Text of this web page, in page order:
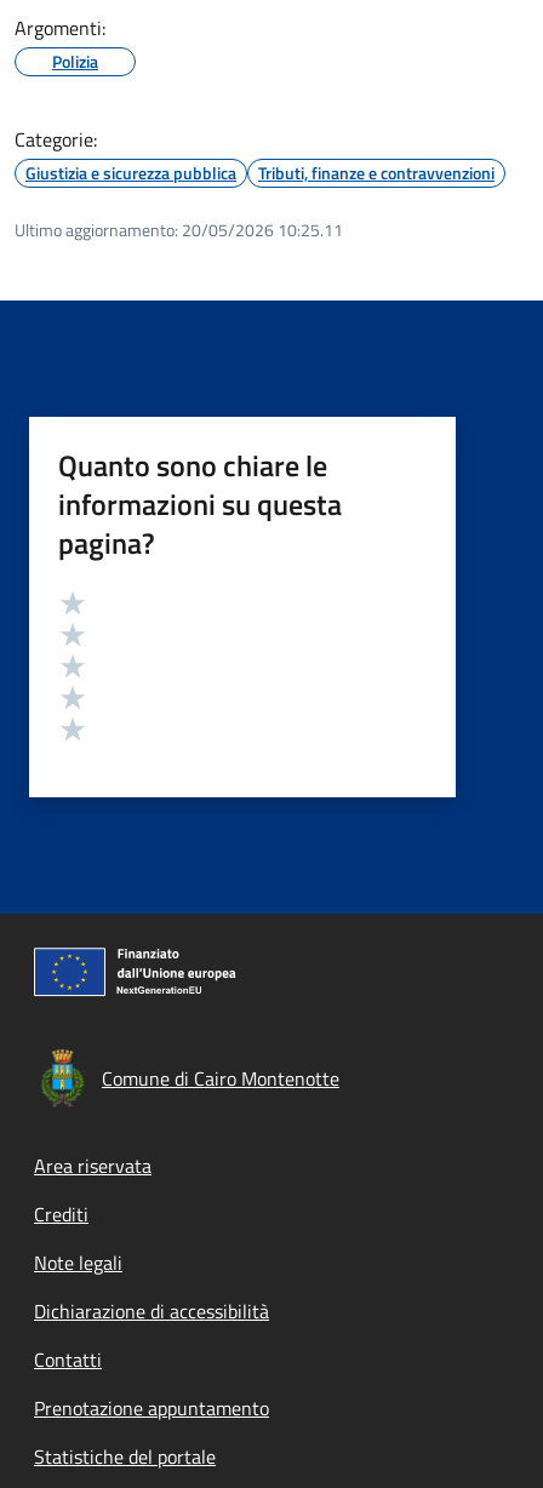
Argomenti:
Polizia
Categorie:
Giustizia e sicurezza pubblica Tributi, finanze e contravvenzioni
Ultimo aggiornamento: 20/05/2026 10:25.11
Quanto sono chiare le
informazioni su questa
pagina?
Valutazione
Comune di Cairo Montenotte
Footer menu
Area riservata
Crediti
Note legali
Dichiarazione di accessibilità
Contatti
Prenotazione appuntamento
Statistiche del portale